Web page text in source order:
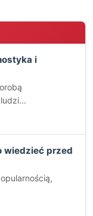
i
wiedzieć przed